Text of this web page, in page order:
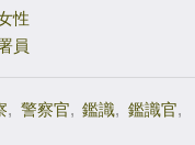
性
員
, 警察官, 鑑識, 鑑識官,